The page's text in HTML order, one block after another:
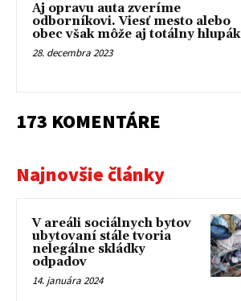
Aj opravu auta zveríme
odborníkovi. Viesť mesto alebo
obec však môže aj totálny hlupák
28. decembra 2023
173 KOMENTÁRE
Najnovšie články
V areáli sociálnych bytov
ubytovaní stále tvoria
nelegálne skládky
odpadov
14. januára 2024